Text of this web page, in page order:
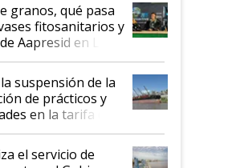
granos, qué pasa
fitosanitarios y
Aapresid en La
suspensión de la
de prácticos y
en la tarifa de
el servicio de